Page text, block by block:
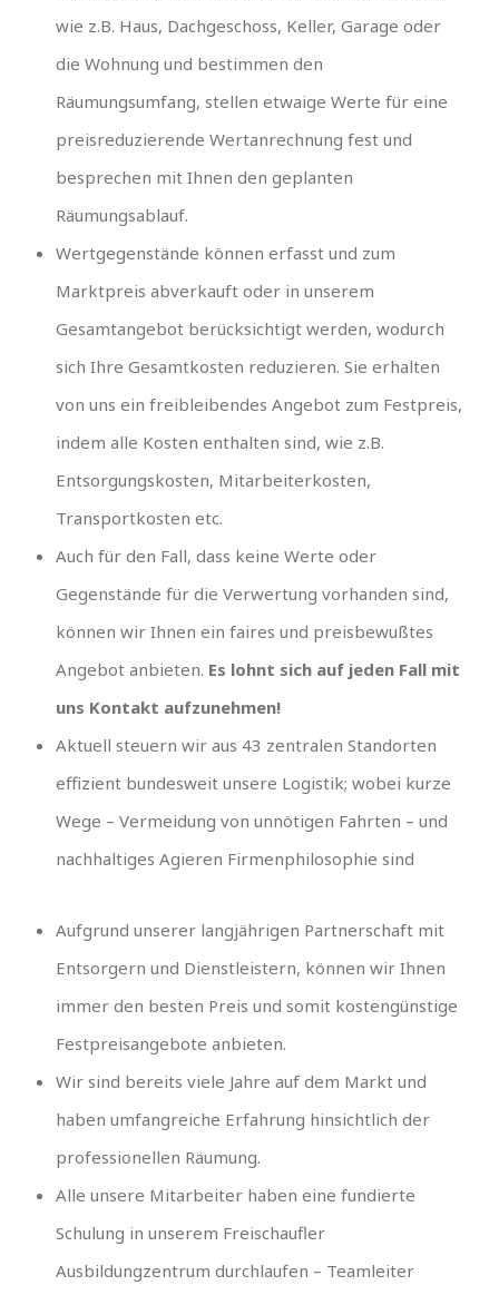
wie z.B. Haus, Dachgeschoss, Keller, Garage oder
die Wohnung und bestimmen den
Räumungsumfang, stellen etwaige Werte für eine
preisreduzierende Wertanrechnung fest und
besprechen mit Ihnen den geplanten
Räumungsablauf.
Wertgegenstände können erfasst und zum
Marktpreis abverkauft oder in unserem
Gesamtangebot berücksichtigt werden, wodurch
sich Ihre Gesamtkosten reduzieren. Sie erhalten
von uns ein freibleibendes Angebot zum Festpreis,
indem alle Kosten enthalten sind, wie z.B.
Entsorgungskosten, Mitarbeiterkosten,
Transportkosten etc.
Auch für den Fall, dass keine Werte oder
Gegenstände für die Verwertung vorhanden sind,
können wir Ihnen ein faires und preisbewußtes
Angebot anbieten. Es lohnt sich auf jeden Fall mit
uns Kontakt aufzunehmen!
Aktuell steuern wir aus 43 zentralen Standorten
effizient bundesweit unsere Logistik; wobei kurze
Wege – Vermeidung von unnötigen Fahrten – und
nachhaltiges Agieren Firmenphilosophie sind
Aufgrund unserer langjährigen Partnerschaft mit
Entsorgern und Dienstleistern, können wir Ihnen
immer den besten Preis und somit kostengünstige
Festpreisangebote anbieten.
Wir sind bereits viele Jahre auf dem Markt und
haben umfangreiche Erfahrung hinsichtlich der
professionellen Räumung.
Alle unsere Mitarbeiter haben eine fundierte
Schulung in unserem Freischaufler
Ausbildungzentrum durchlaufen – Teamleiter